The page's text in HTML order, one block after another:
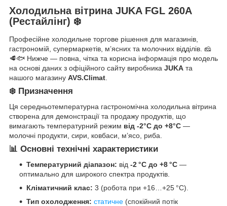
Холодильна вітрина JUKA FGL 260А
(Рестайлінг) ❄️
Професійне холодильне торгове рішення для магазинів,
гастрономій, супермаркетів, м’ясних та молочних відділів. 🧀
🥩🐟 Нижче — повна, чітка та корисна інформація про модель
на основі даних з офіційного сайту виробника JUKA та
нашого магазину AVS.Climat.
❄️ Призначення
Ця середньотемпературна гастрономічна холодильна вітрина
створена для демонстрації та продажу продуктів, що
вимагають температурний режим від -2°C до +8°C —
молочні продукти, сири, ковбаси, м’ясо, риба.
📊 Основні технічні характеристики
Температурний діапазон: від ‑2 °C до +8 °C —
оптимально для широкого спектра продуктів.
Кліматичний клас: 3 (робота при +16…+25 °C).
Тип охолодження: статичне (спокійний потік